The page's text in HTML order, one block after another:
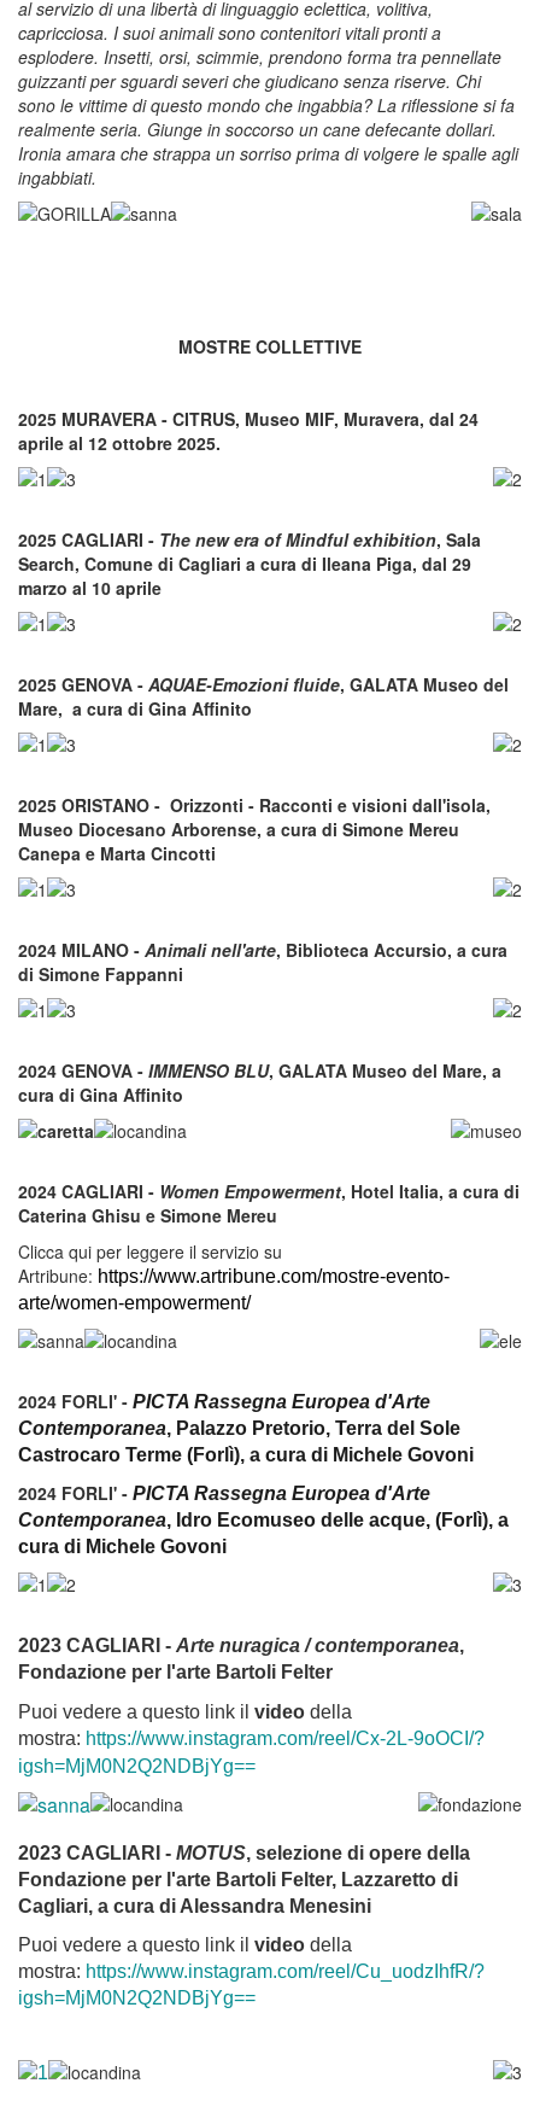
al servizio di una libertà di linguaggio eclettica, volitiva,
capricciosa. I suoi animali sono contenitori vitali pronti a
esplodere. Insetti, orsi, scimmie, prendono forma tra pennellate
guizzanti per sguardi severi che giudicano senza riserve. Chi
sono le vittime di questo mondo che ingabbia? La riflessione si fa
realmente seria. Giunge in soccorso un cane defecante dollari.
Ironia amara che strappa un sorriso prima di volgere le spalle agli
ingabbiati.
MOSTRE COLLETTIVE
2025 MURAVERA - CITRUS, Museo MIF, Muravera, dal 24
aprile al 12 ottobre 2025.
2025 CAGLIARI - The new era of Mindful exhibition, Sala
Search, Comune di Cagliari a cura di Ileana Piga, dal 29
marzo al 10 aprile
2025 GENOVA - AQUAE-Emozioni fluide, GALATA Museo del
Mare, a cura di Gina Affinito
2025 ORISTANO - Orizzonti - Racconti e visioni dall'isola,
Museo Diocesano Arborense, a cura di Simone Mereu
Canepa e Marta Cincotti
2024 MILANO - Animali nell'arte, Biblioteca Accursio, a cura
di Simone Fappanni
2024 GENOVA - IMMENSO BLU, GALATA Museo del Mare, a
cura di Gina Affinito
2024 CAGLIARI - Women Empowerment, Hotel Italia, a cura di
Caterina Ghisu e Simone Mereu
Clicca qui per leggere il servizio su
Artribune: https://www.artribune.com/mostre-evento-
arte/women-empowerment/
2024 FORLI' - PICTA Rassegna Europea d'Arte
Contemporanea, Palazzo Pretorio, Terra del Sole
Castrocaro Terme (Forlì), a cura di Michele Govoni
2024 FORLI' - PICTA Rassegna Europea d'Arte
Contemporanea, Idro Ecomuseo delle acque, (Forlì), a
cura di Michele Govoni
2023 CAGLIARI - Arte nuragica / contemporanea,
Fondazione per l'arte Bartoli Felter
Puoi vedere a questo link il video della
mostra: https://www.instagram.com/reel/Cx-2L-9oOCI/?
igsh=MjM0N2Q2NDBjYg==
2023 CAGLIARI - MOTUS, selezione di opere della
Fondazione per l'arte Bartoli Felter, Lazzaretto di
Cagliari, a cura di Alessandra Menesini
Puoi vedere a questo link il video della
mostra: https://www.instagram.com/reel/Cu_uodzIhfR/?
igsh=MjM0N2Q2NDBjYg==